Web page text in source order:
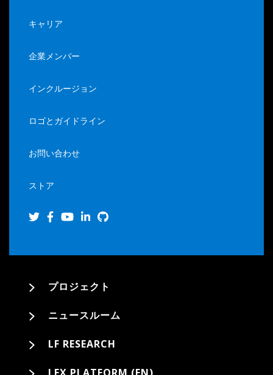
キャリア
企業メンバー
インクルージョン
ロゴとガイドライン
お問い合わせ
ストア
プロジェクト
ニュースルーム
LF RESEARCH